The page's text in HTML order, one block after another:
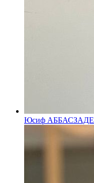
Юсиф АББАСЗАДЕ